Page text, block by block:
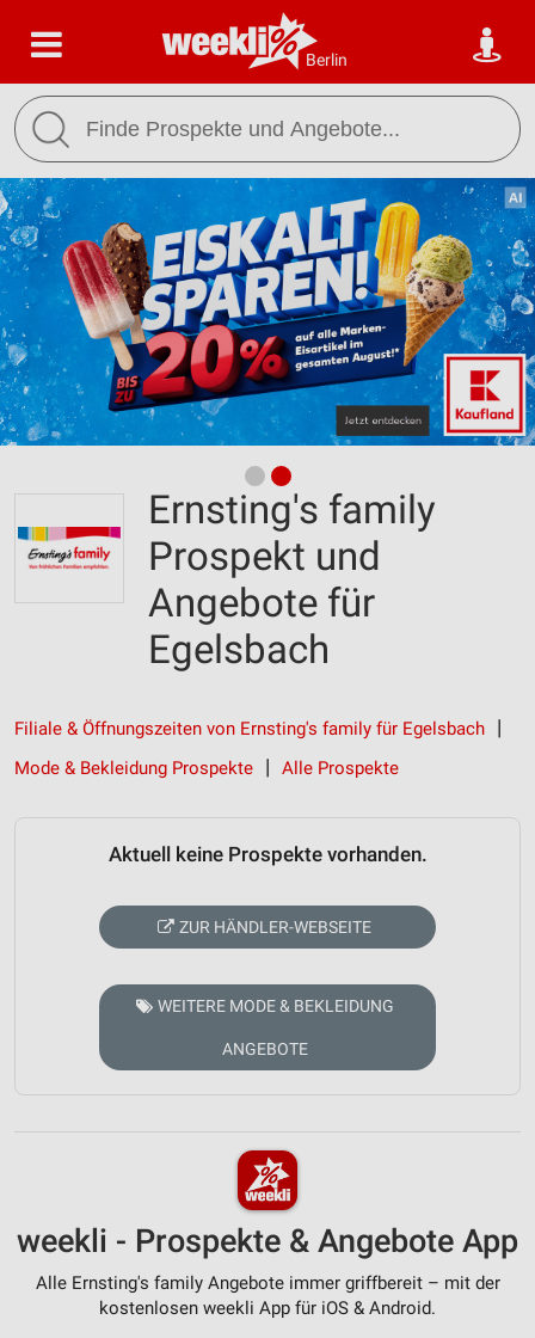
Berlin
Ernsting's family
Prospekt und
Angebote für
Egelsbach
Filiale & Öffnungszeiten von Ernsting's family für Egelsbach
Mode & Bekleidung Prospekte
Alle Prospekte
Aktuell keine Prospekte vorhanden.
ZUR HÄNDLER-WEBSEITE
WEITERE MODE & BEKLEIDUNG
ANGEBOTE
weekli - Prospekte & Angebote App
Alle Ernsting's family Angebote immer griffbereit – mit der
kostenlosen weekli App für iOS & Android.